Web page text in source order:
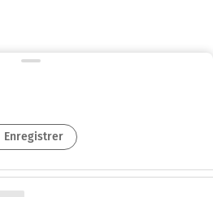
Enregistrer